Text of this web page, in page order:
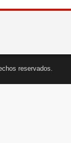
reservados.